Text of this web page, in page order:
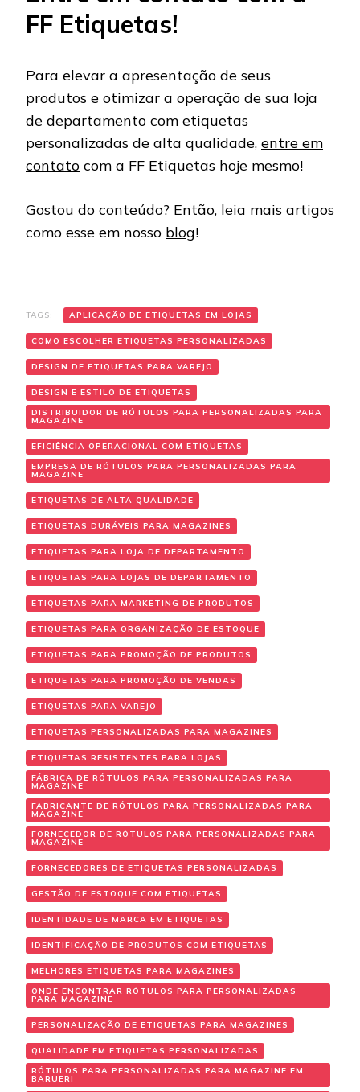
FF Etiquetas!
Para elevar a apresentação de seus
produtos e otimizar a operação de sua loja
de departamento com etiquetas
personalizadas de alta qualidade, entre em
contato com a FF Etiquetas hoje mesmo!
Gostou do conteúdo? Então, leia mais artigos
como esse em nosso blog!
TAGS: APLICAÇÃO DE ETIQUETAS EM LOJAS
COMO ESCOLHER ETIQUETAS PERSONALIZADAS
DESIGN DE ETIQUETAS PARA VAREJO
DESIGN E ESTILO DE ETIQUETAS
DISTRIBUIDOR DE RÓTULOS PARA PERSONALIZADAS PARA
MAGAZINE
EFICIÊNCIA OPERACIONAL COM ETIQUETAS
EMPRESA DE RÓTULOS PARA PERSONALIZADAS PARA
MAGAZINE
ETIQUETAS DE ALTA QUALIDADE
ETIQUETAS DURÁVEIS PARA MAGAZINES
ETIQUETAS PARA LOJA DE DEPARTAMENTO
ETIQUETAS PARA LOJAS DE DEPARTAMENTO
ETIQUETAS PARA MARKETING DE PRODUTOS
ETIQUETAS PARA ORGANIZAÇÃO DE ESTOQUE
ETIQUETAS PARA PROMOÇÃO DE PRODUTOS
ETIQUETAS PARA PROMOÇÃO DE VENDAS
ETIQUETAS PARA VAREJO
ETIQUETAS PERSONALIZADAS PARA MAGAZINES
ETIQUETAS RESISTENTES PARA LOJAS
FÁBRICA DE RÓTULOS PARA PERSONALIZADAS PARA
MAGAZINE
FABRICANTE DE RÓTULOS PARA PERSONALIZADAS PARA
MAGAZINE
FORNECEDOR DE RÓTULOS PARA PERSONALIZADAS PARA
MAGAZINE
FORNECEDORES DE ETIQUETAS PERSONALIZADAS
GESTÃO DE ESTOQUE COM ETIQUETAS
IDENTIDADE DE MARCA EM ETIQUETAS
IDENTIFICAÇÃO DE PRODUTOS COM ETIQUETAS
MELHORES ETIQUETAS PARA MAGAZINES
ONDE ENCONTRAR RÓTULOS PARA PERSONALIZADAS
PARA MAGAZINE
PERSONALIZAÇÃO DE ETIQUETAS PARA MAGAZINES
QUALIDADE EM ETIQUETAS PERSONALIZADAS
RÓTULOS PARA PERSONALIZADAS PARA MAGAZINE EM
BARUERI